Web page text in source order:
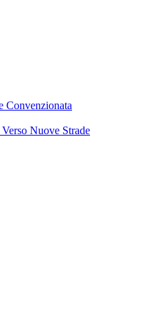
Convenzionata
Nuove Strade